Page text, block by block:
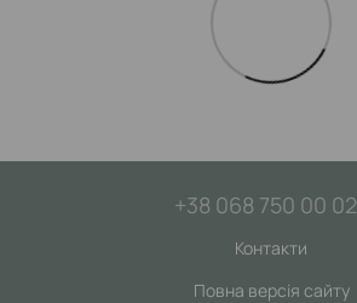
+38 068 750 00 02
Контакти
Повна версія сайту